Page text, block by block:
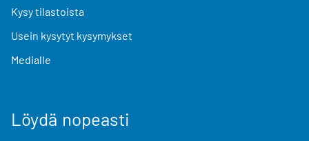
Kysy tilastoista
Usein kysytyt kysymykset
Medialle
Löydä nopeasti